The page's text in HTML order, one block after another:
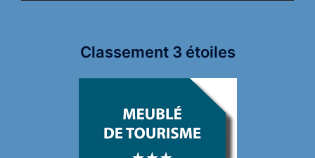
Classement 3 étoiles